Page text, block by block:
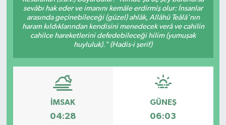
sevâbı hak eder ve imanını kemâle erdirmiş olur: İnsanlar
arasında geçinebileceği (güzel) ahlâk, Allâhü Teâlâ'nın
haram kıldıklarından kendisini menedecek verâ ve cahilin
cahilce hareketlerini defedebileceği hilim (yumuşak
huyluluk)." (Hadis-i şerif)
İMSAK
04:28
GÜNEŞ
06:03